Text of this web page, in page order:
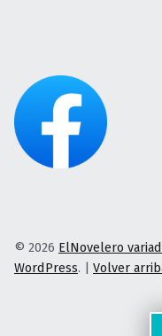
© 2026 ElNovelero
WordPress. | Volver